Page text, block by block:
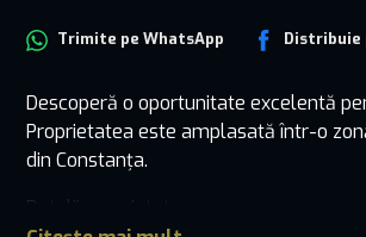
Trimite pe WhatsApp Distribuie
Descoperă o oportunitate excelentă
Proprietatea este amplasată într-o
din Constanța.
Detalii proprietate: